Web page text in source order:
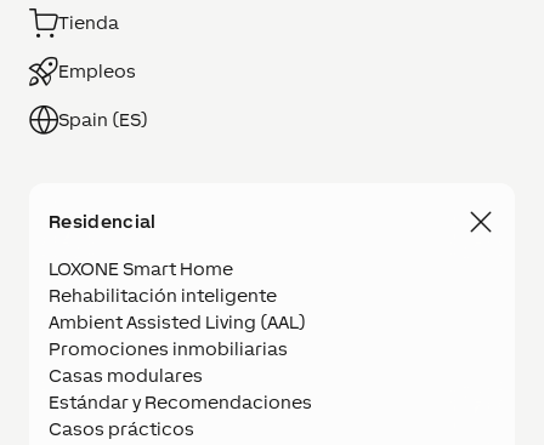
Tienda
Empleos
Spain (ES)
Residencial
LOXONE Smart Home
Rehabilitación inteligente
Ambient Assisted Living (AAL)
Promociones inmobiliarias
Casas modulares
Estándar y Recomendaciones
Casos prácticos